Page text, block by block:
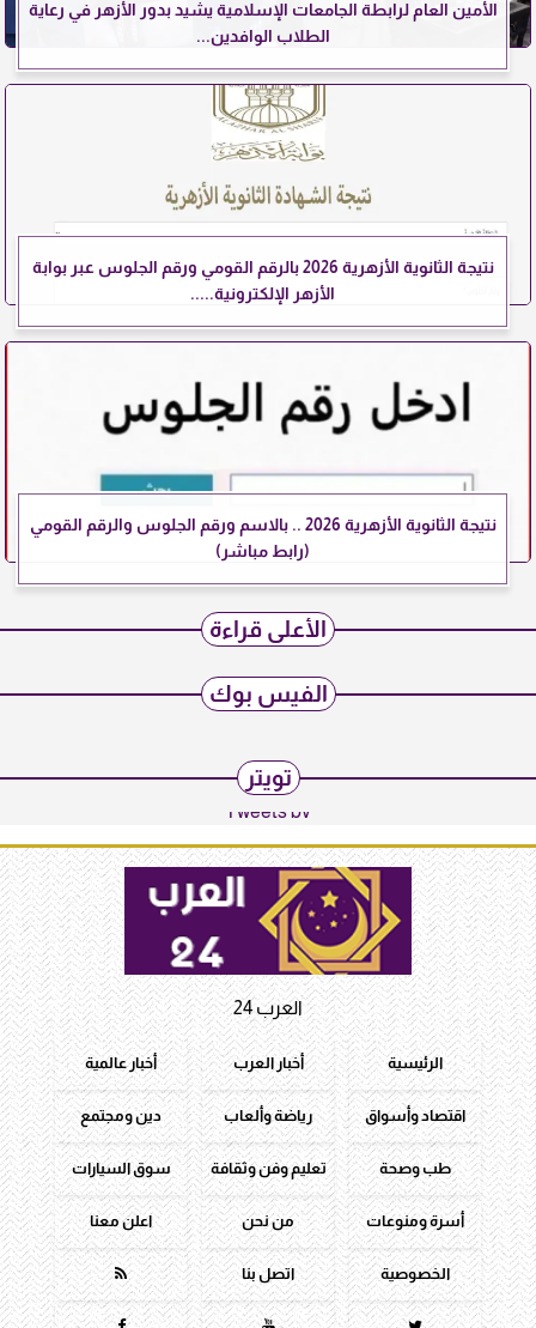
الأمين العام لرابطة الجامعات الإسلامية يشيد بدور الأزهر في رعاية
الطلاب الوافدين...
نتيجة الثانوية الأزهرية 2026 بالرقم القومي ورقم الجلوس عبر بوابة
الأزهر الإلكترونية.....
نتيجة الثانوية الأزهرية 2026 .. بالاسم ورقم الجلوس والرقم القومي
(رابط مباشر)
الأعلى قراءة
الفيس بوك
تويتر
Tweets by
العرب 24
الرئيسية أخبار العرب أخبار عالمية
اقتصاد وأسواق رياضة وألعاب دين ومجتمع
طب وصحة تعليم وفن وثقافة سوق السيارات
أسرة ومنوعات من نحن اعلن معنا
الخصوصية اتصل بنا 